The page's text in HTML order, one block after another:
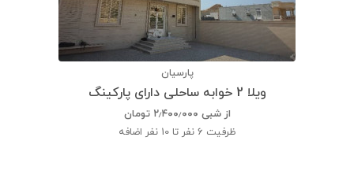
پارسیان
ویلا 2 خوابه ساحلی دارای پارکینگ
از شبی ۲٫۴۰۰٫۰۰۰ تومان
ظرفیت 6 نفر تا 10 نفر اضافه